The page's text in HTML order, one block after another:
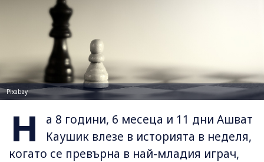
Pixabay
Н
а 8 години, 6 месеца и 11 дни Ашват
Каушик влезе в историята в неделя,
когато се превърна в най-младия играч,